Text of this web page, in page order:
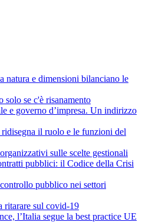
natura e dimensioni bilanciano le
solo se c'è risanamento
e governo d’impresa. Un indirizzo
il ruolo e le funzioni del
sulle scelte gestionali
pubblici: il Codice della Crisi
pubblico nei settori
ritarare sul covid-19
l’Italia segue la best practice UE